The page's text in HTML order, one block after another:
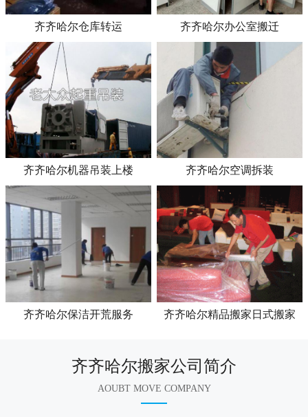
齐齐哈尔仓库转运 齐齐哈尔办公室搬迁
齐齐哈尔机器吊装上楼 齐齐哈尔空调拆装
齐齐哈尔保洁开荒服务 齐齐哈尔精品搬家日式搬家
齐齐哈尔搬家公司简介
AOUBT MOVE COMPANY